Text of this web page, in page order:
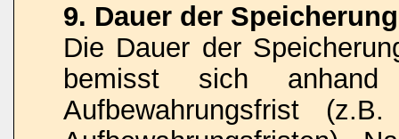
9. Dauer der
Die Dauer der
bemisst sich anhand
Aufbewahrungsfrist